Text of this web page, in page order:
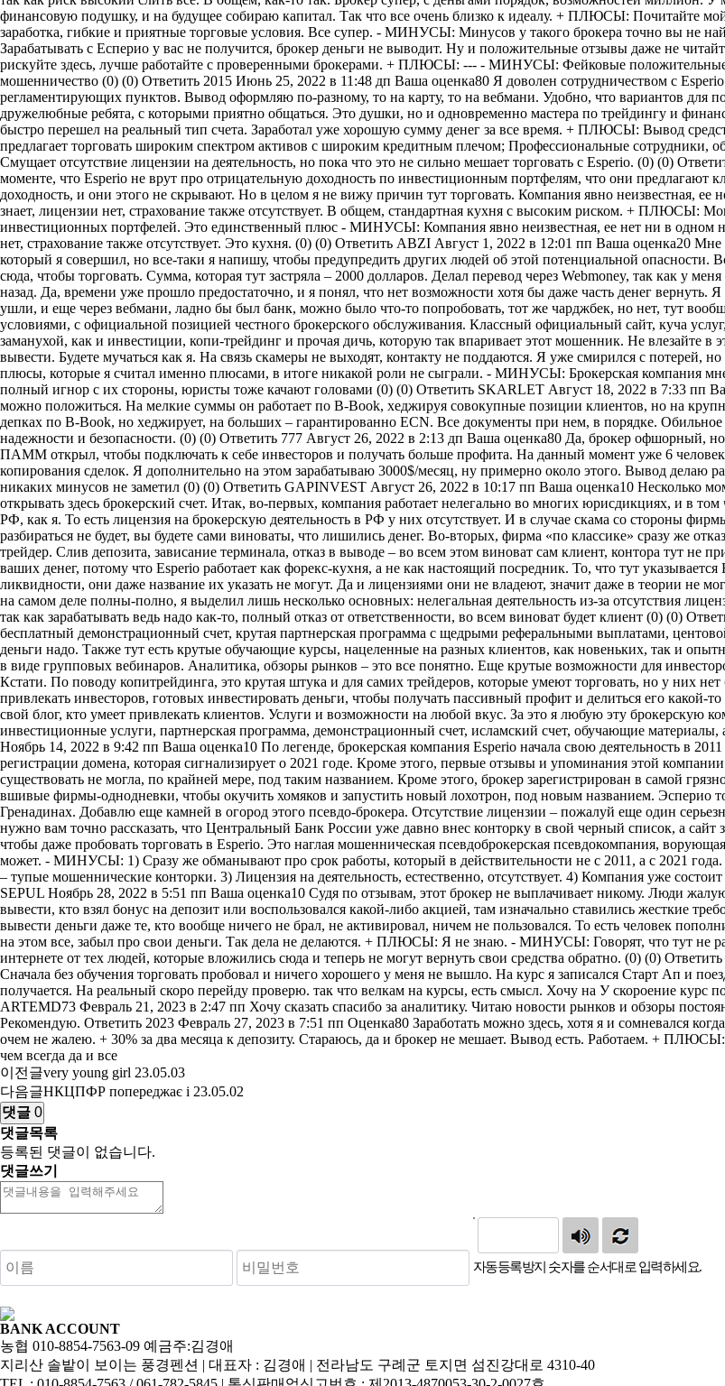
이전글very young girl 23.05.03
다음글НКЦПФР попереджає і 23.05.02
댓글 0
댓글목록
등록된 댓글이 없습니다.
댓글쓰기
자동등록방지 숫자를 순서대로 입력하세요.
BANK ACCOUNT
농협 010-8854-7563-09 예금주:김경애
지리산 솔밭이 보이는 풍경펜션 | 대표자 : 김경애 | 전라남도 구례군 토지면 섬진강대로 4310-40